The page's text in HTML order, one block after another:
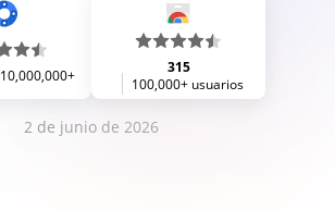
10,000,000+
315
100,000+ usuarios
2 de junio de 2026